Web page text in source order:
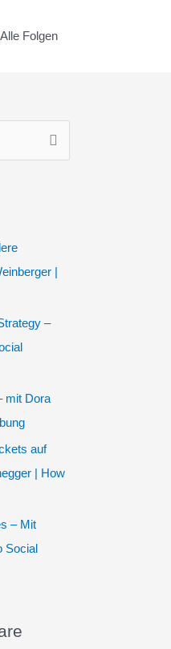
Alle Folgen
|
–
mit Dora
auf
| How
– Mit
Social